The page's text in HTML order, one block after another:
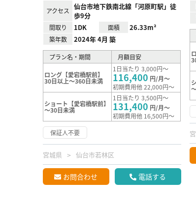
アクセス
仙台市地下鉄南北線「河原町駅」徒
歩9分
間取り 1DK 面積 26.33m²
築年数 2024年 4月 築
プラン名・期間 月額目安
ロング【愛宕橋駅前】
30日以上～360日未満
1日当たり 3,000円～
116,400 円/月～
初期費用他 22,000円～
ショート【愛宕橋駅前】
～30日未満
1日当たり 3,500円～
131,400 円/月～
初期費用他 16,500円～
保証人不要
宮城県 仙台市若林区
お問合わせ 電話する